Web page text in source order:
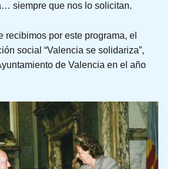
siempre que nos lo solicitan.
recibimos por este programa, el
social “Valencia se solidariza”,
de Valencia en el año